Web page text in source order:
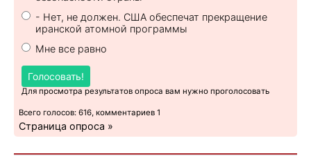
- Нет, не должен. США обеспечат прекращение
иранской атомной программы
Мне все равно
Голосовать!
Для просмотра результатов опроса вам нужно проголосовать
Всего голосов: 616, комментариев 1
Страница опроса »